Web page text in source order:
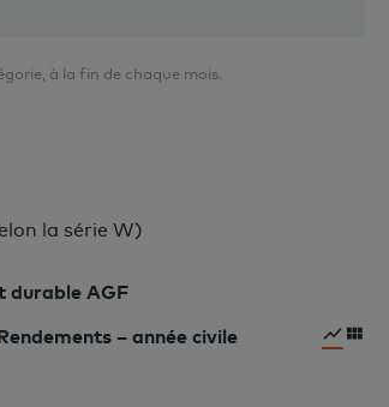
à la fin de chaque mois.
la série W)
durable AGF
– année civile